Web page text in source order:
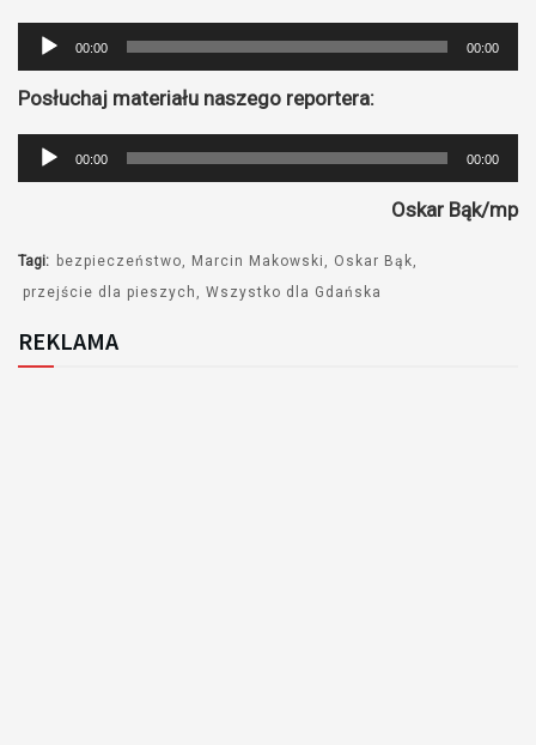
Odtwarzacz
plików
dźwiękowych
00:00 00:00
Posłuchaj materiału naszego reportera:
Odtwarzacz
plików
00:00 00:00
Oskar Bąk/mp
Tagi: bezpieczeństwo Marcin Makowski
Oskar Bąk
przejście dla pieszych
Wszystko dla Gdańska
REKLAMA